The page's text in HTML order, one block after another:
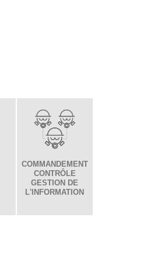
COMMANDEMENT
CONTRÔLE
GESTION DE
L'INFORMATION